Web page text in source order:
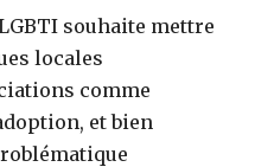
souhaite mettre
locales
comme
et bien